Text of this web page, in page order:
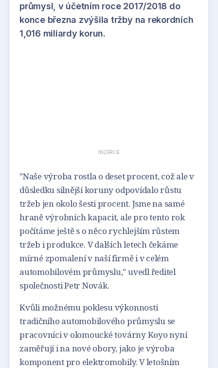
průmysl, v účetním roce 2017/2018 do
konce března zvýšila tržby na rekordních
1,016 miliardy korun.
INZERCE
"Naše výroba rostla o deset procent, což ale v
důsledku silnější koruny odpovídalo růstu
tržeb jen okolo šesti procent. Jsme na samé
hraně výrobních kapacit, ale pro tento rok
počítáme ještě s o něco rychlejším růstem
tržeb i produkce. V dalších letech čekáme
mírné zpomalení v naší firmě i v celém
automobilovém průmyslu," uvedl ředitel
společnosti Petr Novák.
Kvůli možnému poklesu výkonnosti
tradičního automobilového průmyslu se
pracovníci v olomoucké továrny Koyo nyní
zaměřují i na nové obory, jako je výroba
komponent pro elektromobily. V letošním